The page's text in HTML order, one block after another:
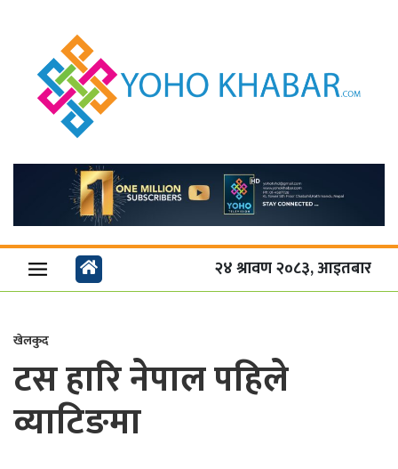
२४ श्रावण २०८३, आइतबार
खेलकुद
टस हारि नेपाल पहिले
व्याटिङमा